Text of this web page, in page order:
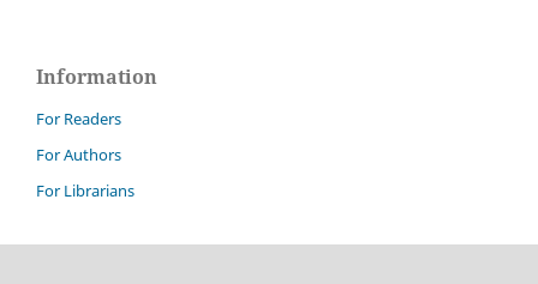
Information
For Readers
For Authors
For Librarians